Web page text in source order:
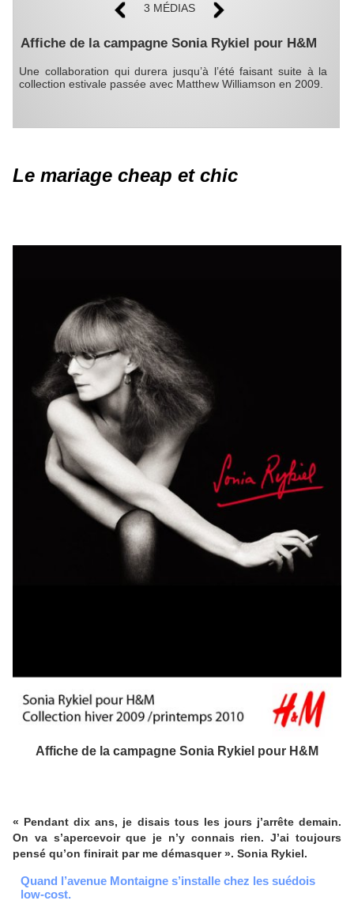
3 MÉDIAS
Affiche de la campagne Sonia Rykiel pour H&M
Une collaboration qui durera jusqu’à l’été faisant suite à la
collection estivale passée avec Matthew Williamson en 2009.
Le mariage cheap et chic
Affiche de la campagne Sonia Rykiel pour H&M
« Pendant dix ans, je disais tous les jours j’arrête demain.
On va s’apercevoir que je n’y connais rien. J’ai toujours
pensé qu’on finirait par me démasquer ». Sonia Rykiel.
Quand l’avenue Montaigne s’installe chez les suédois
low-cost.